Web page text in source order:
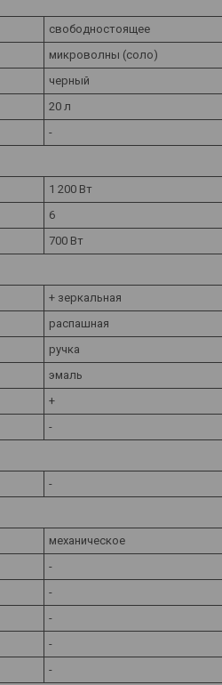
свободностоящее
микроволны (соло)
черный
20 л
-
1 200 Вт
6
700 Вт
+ зеркальная
распашная
ручка
эмаль
+
-
-
механическое
-
-
-
-
-